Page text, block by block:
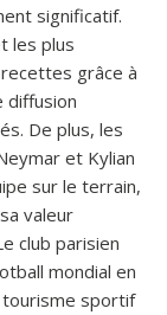
significatif.
les plus
grâce à
diffusion
De plus, les
et Kylian
sur le terrain,
valeur
club parisien
mondial en
sportif